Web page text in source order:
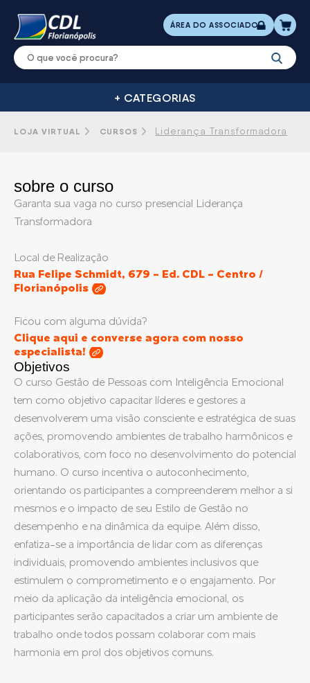
ÁREA DO ASSOCIADO
+ CATEGORIAS
CERTIFICADO
DIGITAL
DE SALAS
LOJA VIRTUAL CURSOS Liderança Transformadora
sobre o curso
Garanta sua vaga no curso presencial Liderança
Transformadora
Local de Realização
Rua Felipe Schmidt, 679 - Ed. CDL - Centro /
Florianópolis
Ficou com alguma dúvida?
Clique aqui e converse agora com nosso
especialista!
Objetivos
O curso Gestão de Pessoas com Inteligência Emocional
tem como objetivo capacitar líderes e gestores a
desenvolverem uma visão consciente e estratégica de suas
ações, promovendo ambientes de trabalho harmônicos e
colaborativos, com foco no desenvolvimento do potencial
humano. O curso incentiva o autoconhecimento,
orientando os participantes a compreenderem melhor a si
mesmos e o impacto de seu Estilo de Gestão no
desempenho e na dinâmica da equipe. Além disso,
enfatiza-se a importância de lidar com as diferenças
individuais, promovendo ambientes inclusivos que
estimulem o comprometimento e o engajamento. Por
meio da aplicação da inteligência emocional, os
participantes serão capacitados a criar um ambiente de
trabalho onde todos possam colaborar com mais
harmonia em prol dos objetivos comuns.